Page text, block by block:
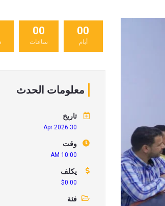
00
أيام
00
ساعات
معلومات الحدث
تاريخ
30 Apr 2026
وقت
10:00 AM
يكلف
$0.00
فئة